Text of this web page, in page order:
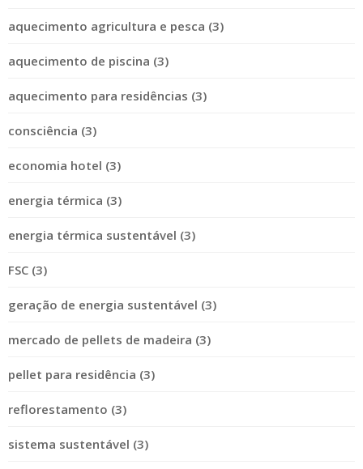
aquecimento agricultura e pesca (3)
aquecimento de piscina (3)
aquecimento para residências (3)
consciência (3)
economia hotel (3)
energia térmica (3)
energia térmica sustentável (3)
FSC (3)
geração de energia sustentável (3)
mercado de pellets de madeira (3)
pellet para residência (3)
reflorestamento (3)
sistema sustentável (3)